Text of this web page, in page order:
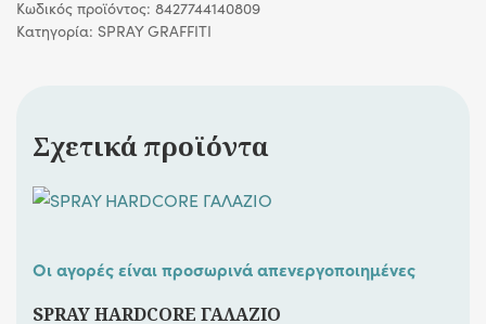
Κωδικός προϊόντος: 8427744140809
Κατηγορία: SPRAY GRAFFITI
Σχετικά προϊόντα
Οι αγορές είναι προσωρινά απενεργοποιημένες
SPRAY HARDCORE ΓΑΛΑΖΙΟ